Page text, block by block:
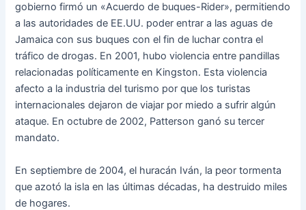
gobierno firmó un «Acuerdo de buques-Rider», permitiendo
a las autoridades de EE.UU. poder entrar a las aguas de
Jamaica con sus buques con el fin de luchar contra el
tráfico de drogas. En 2001, hubo violencia entre pandillas
relacionadas políticamente en Kingston. Esta violencia
afecto a la industria del turismo por que los turistas
internacionales dejaron de viajar por miedo a sufrir algún
ataque. En octubre de 2002, Patterson ganó su tercer
mandato.
En septiembre de 2004, el huracán Iván, la peor tormenta
que azotó la isla en las últimas décadas, ha destruido miles
de hogares.